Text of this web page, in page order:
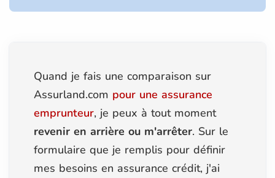
Quand je fais une comparaison sur
Assurland.com pour une assurance
emprunteur, je peux à tout moment
revenir en arrière ou m'arrêter. Sur le
formulaire que je remplis pour définir
mes besoins en assurance crédit, j'ai